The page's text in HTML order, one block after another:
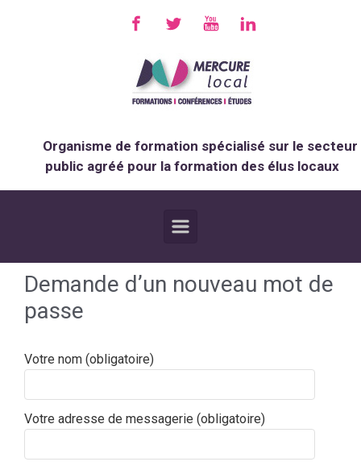
Organisme de formation spécialisé sur le secteur
public agréé pour la formation des élus locaux
Demande d’un nouveau mot de
passe
Votre nom (obligatoire)
Votre adresse de messagerie (obligatoire)